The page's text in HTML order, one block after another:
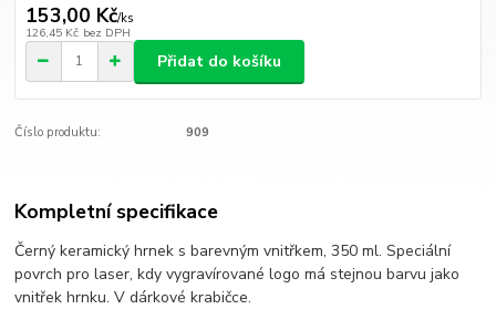
153,00 Kč/ks
126,45 Kč bez DPH
Přidat do košíku
Číslo produktu: 909
Kompletní specifikace
Černý keramický hrnek s barevným vnitřkem, 350 ml. Speciální
povrch pro laser, kdy vygravírované logo má stejnou barvu jako
vnitřek hrnku. V dárkové krabičce.